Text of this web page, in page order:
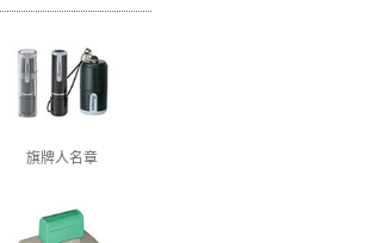
旗牌人名章